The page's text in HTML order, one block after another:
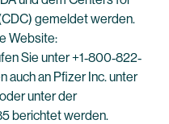
gemeldet werden.
Website:
Sie unter +1‐800‐822‐
auch an Pfizer Inc. unter
oder unter der
berichtet werden.